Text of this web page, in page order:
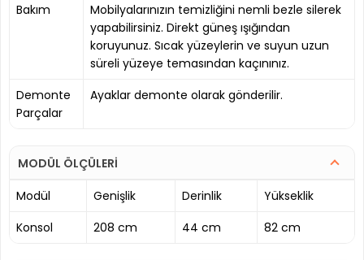
Bakım
Mobilyalarınızın temizliğini nemli bezle silerek
yapabilirsiniz. Direkt güneş ışığından
koruyunuz. Sıcak yüzeylerin ve suyun uzun
süreli yüzeye temasından kaçınınız.
Demonte
Parçalar
Ayaklar demonte olarak gönderilir.
MODÜL ÖLÇÜLERİ
Modül
Genişlik Derinlik
Yükseklik
Konsol
208 cm 44 cm 82 cm